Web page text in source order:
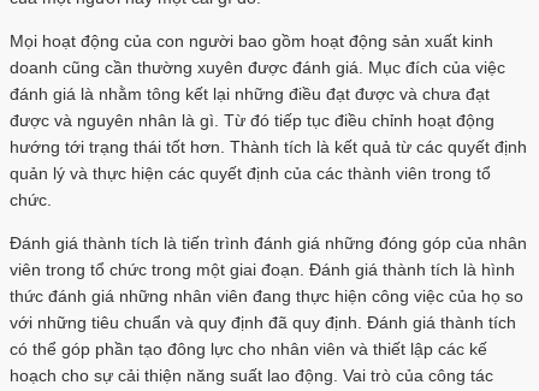
Mọi hoạt động của con người bao gồm hoạt động sản xuất kinh
doanh cũng cần thường xuyên được đánh giá. Mục đích của việc
đánh giá là nhằm tông kết lại những điều đạt được và chưa đạt
được và nguyên nhân là gì. Từ đó tiếp tục điều chỉnh hoạt động
hướng tới trạng thái tốt hơn. Thành tích là kết quả từ các quyết định
quản lý và thực hiện các quyết định của các thành viên trong tổ
chức.
Đánh giá thành tích là tiến trình đánh giá những đóng góp của nhân
viên trong tổ chức trong một giai đoạn. Đánh giá thành tích là hình
thức đánh giá những nhân viên đang thực hiện công việc của họ so
với những tiêu chuẩn và quy định đã quy định. Đánh giá thành tích
có thể góp phần tạo đông lực cho nhân viên và thiết lập các kế
hoạch cho sự cải thiện năng suất lao động. Vai trò của công tác